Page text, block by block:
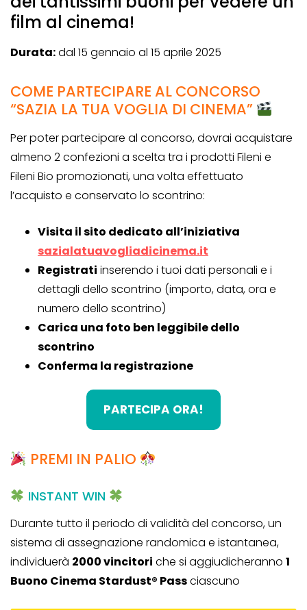
film al cinema!
Durata:dal 15 gennaio al 15 aprile 2025
COME PARTECIPARE AL CONCORSO
“SAZIA LA TUA VOGLIA DI CINEMA”
Per poter partecipare al concorso, dovrai acquistare
almeno 2 confezioni a scelta tra i prodotti Fileni e
Fileni Bio promozionati, una volta effettuato
l’acquisto e conservato lo scontrino:
Visita il sito dedicato all’iniziativa
sazialatuavogliadicinema.it
Registrati inserendo i tuoi dati personali e i
dettagli dello scontrino (importo, data, ora e
numero dello scontrino)
Carica una foto ben leggibile dello
scontrino
Conferma la registrazione
PARTECIPA ORA!
PREMI IN PALIO
INSTANT WIN
Durante tutto il periodo di validità del concorso, un
sistema di assegnazione randomica e istantanea,
individuerà 2000 vincitori che si aggiudicheranno 1
Buono Cinema Stardust® Passciascuno